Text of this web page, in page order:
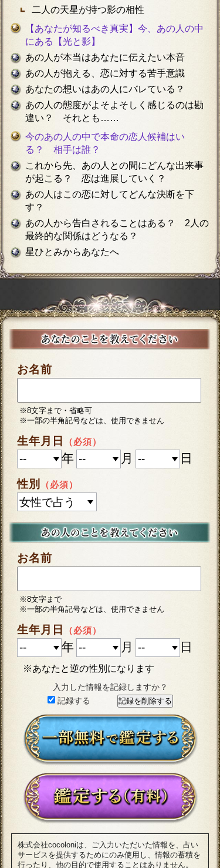
二人の天星が持つ影の相性
【あなたが知るべき真実】今、あの人の中
にある【光と影】
あの人が本当はあなたに伝えたい本音
あの人が抱える、恋に対する苦手意識
あなたの想いはあの人にバレている？
あの人の態度がよそよそしく感じるのは勘
違い？ それとも……
今のあの人の中で本命の恋人候補はい
る？ 相手は誰？
これから先、あの人との間にどんな出来事
が起こる？ 恋は進展していく？
あの人はこの恋に対してどんな決断を下
す？
あの人から告白されることはある？ 2人の
最終的な関係はどうなる？
星ひとみからあなたへ
お名前
※8文字まで・省略可
※一部の半角記号などは、使用できません
生年月日 （必須）
年 月 日
性別 （必須）
お名前
※8文字まで
※一部の半角記号などは、使用できません
生年月日 （必須）
年 月 日
※あなたと逆の性別になります
入力した情報を記録しますか？
記録する
株式会社cocoloniは、ご入力いただいた情報を、占い
サービスを提供するためにのみ使用し、情報の蓄積を
行ったり、他の目的で使用することはありません。